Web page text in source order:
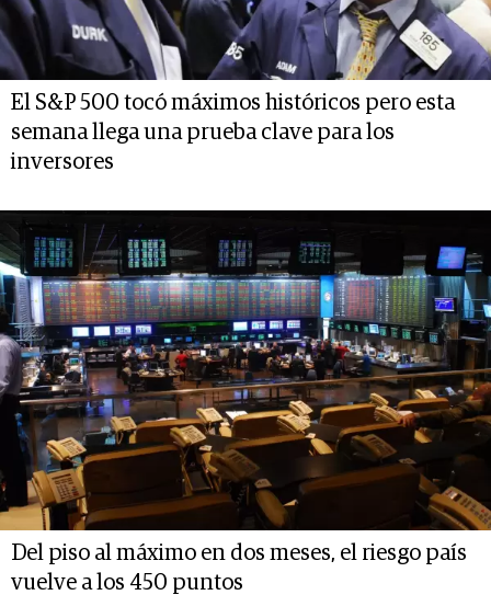
El S&P 500 tocó máximos históricos pero esta
semana llega una prueba clave para los
inversores
Del piso al máximo en dos meses, el riesgo país
vuelve a los 450 puntos